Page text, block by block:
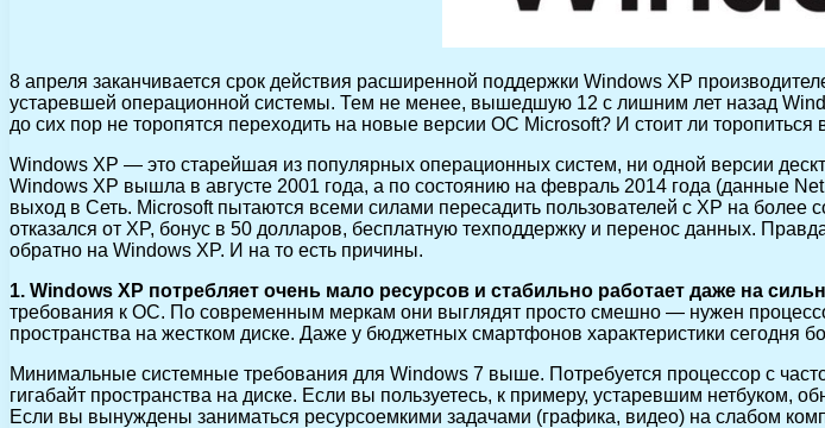
8 апреля заканчивается срок действия расширенной поддержки Windows XP
устаревшей операционной системы. Тем не менее, вышедшую 12 с лишним лет назад
до сих пор не торопятся переходить на новые версии ОС Microsoft? И стоит ли торопиться
Windows XP — это старейшая из популярных операционных систем, ни одной версии
Windows XP вышла в августе 2001 года, а по состоянию на февраль 2014 года (данные
выход в Сеть. Microsoft пытаются всеми силами пересадить пользователей с XP на
отказался от XP, бонус в 50 долларов, бесплатную техподдержку и перенос данных.
обратно на Windows XP. И на то есть причины.
1. Windows XP потребляет очень мало ресурсов и стабильно работает даже на
требования к ОС. По современным меркам они выглядят просто смешно — нужен
пространства на жестком диске. Даже у бюджетных смартфонов характеристики сегодня
Минимальные системные требования для Windows 7 выше. Потребуется процессор с
гигабайт пространства на диске. Если вы пользуетесь, к примеру, устаревшим нетбуком,
Если вы вынуждены заниматься ресурсоемкими задачами (графика, видео) на слабом